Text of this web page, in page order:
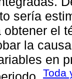
sería
el
la
en
Toda